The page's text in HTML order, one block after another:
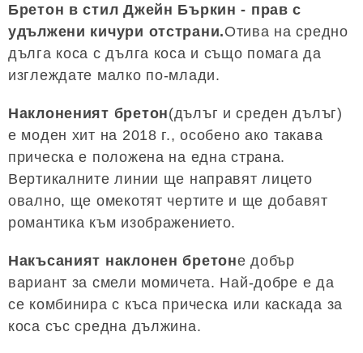
Бретон в стил Джейн Бъркин - прав с
удължени кичури отстрани.Отива на средно
дълга коса с дълга коса и също помага да
изглеждате малко по-млади.
Наклоненият бретон(дълъг и среден дълъг)
е моден хит на 2018 г., особено ако такава
прическа е положена на една страна.
Вертикалните линии ще направят лицето
овално, ще омекотят чертите и ще добавят
романтика към изображението.
Накъсаният наклонен бретоне добър
вариант за смели момичета. Най-добре е да
се комбинира с къса прическа или каскада за
коса със средна дължина.